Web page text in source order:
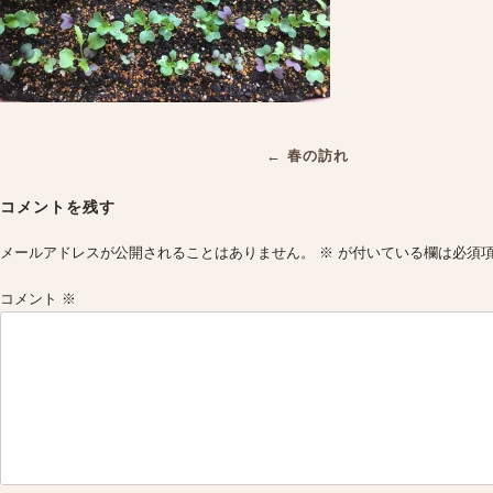
← 春の訪れ
コメントを残す
メールアドレスが公開されることはありません。 ※ が付いている欄は必須
コメント ※